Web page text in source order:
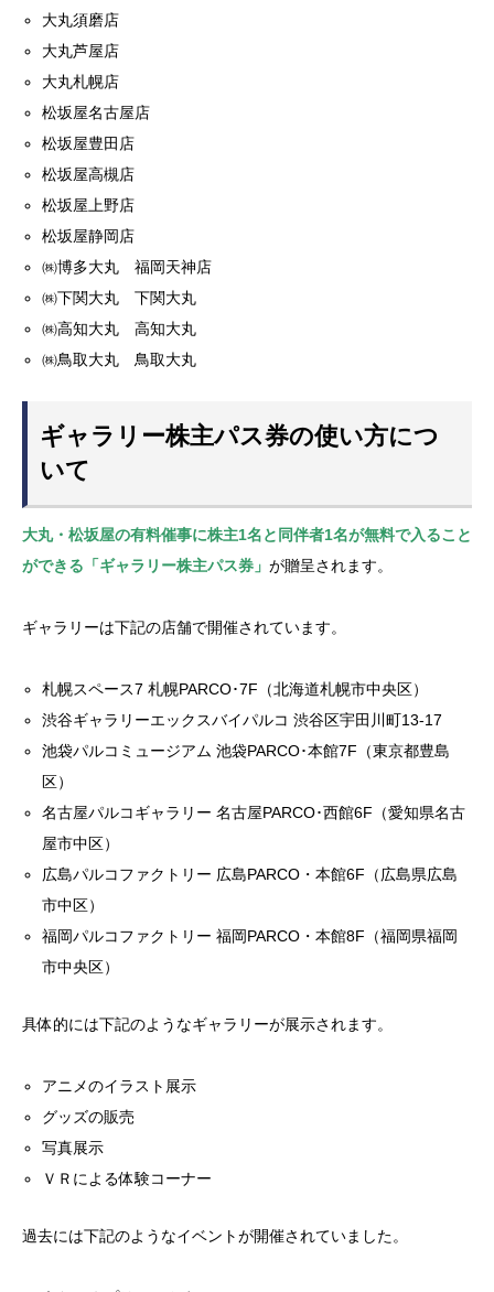
大丸須磨店
大丸芦屋店
大丸札幌店
松坂屋名古屋店
松坂屋豊田店
松坂屋高槻店
松坂屋上野店
松坂屋静岡店
㈱博多大丸 福岡天神店
㈱下関大丸 下関大丸
㈱高知大丸 高知大丸
㈱鳥取大丸 鳥取大丸
ギャラリー株主パス券の使い方につ
いて
大丸・松坂屋の有料催事に株主1名と同伴者1名が無料で入ること
ができる「ギャラリー株主パス券」 が贈呈されます。
ギャラリーは下記の店舗で開催されています。
札幌スペース7 札幌PARCO･7F（北海道札幌市中央区）
渋谷ギャラリーエックスバイパルコ 渋谷区宇田川町13-17
池袋パルコミュージアム 池袋PARCO･本館7F（東京都豊島
区）
名古屋パルコギャラリー 名古屋PARCO･西館6F（愛知県名古
屋市中区）
広島パルコファクトリー 広島PARCO・本館6F（広島県広島
市中区）
福岡パルコファクトリー 福岡PARCO・本館8F（福岡県福岡
市中央区）
具体的には下記のようなギャラリーが展示されます。
アニメのイラスト展示
グッズの販売
写真展示
ＶＲによる体験コーナー
過去には下記のようなイベントが開催されていました。